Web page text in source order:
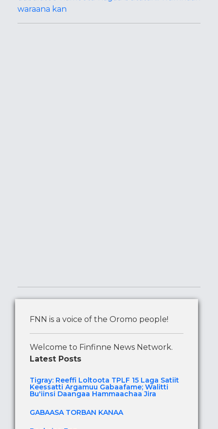
waraana kan
FNN is a voice of the Oromo people!
Welcome to Finfinne News Network.
Latest Posts
Tigray: Reeffi Loltoota TPLF 15 Laga Satiit
Keessatti Argamuu Gabaafame; Walitti
Bu'iinsi Daangaa Hammaachaa Jira
GABAASA TORBAN KANAA